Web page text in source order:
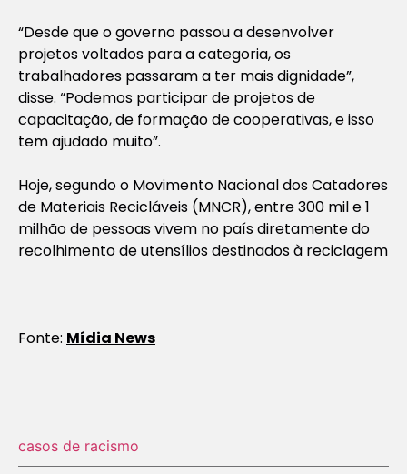
“Desde que o governo passou a desenvolver
projetos voltados para a categoria, os
trabalhadores passaram a ter mais dignidade”,
disse. “Podemos participar de projetos de
capacitação, de formação de cooperativas, e isso
tem ajudado muito”.
Hoje, segundo o Movimento Nacional dos Catadores
de Materiais Recicláveis (MNCR), entre 300 mil e 1
milhão de pessoas vivem no país diretamente do
recolhimento de utensílios destinados à reciclagem
Fonte: Mídia News
casos de racismo